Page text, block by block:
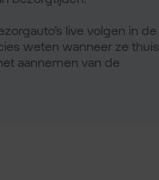
live volgen in de
weten wanneer ze thuis
aannemen van de